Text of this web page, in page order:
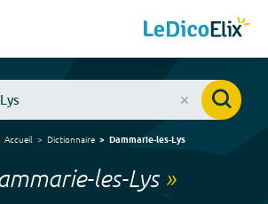
Accueil Dictionnaire Dammarie-les-Lys
les-Lys»